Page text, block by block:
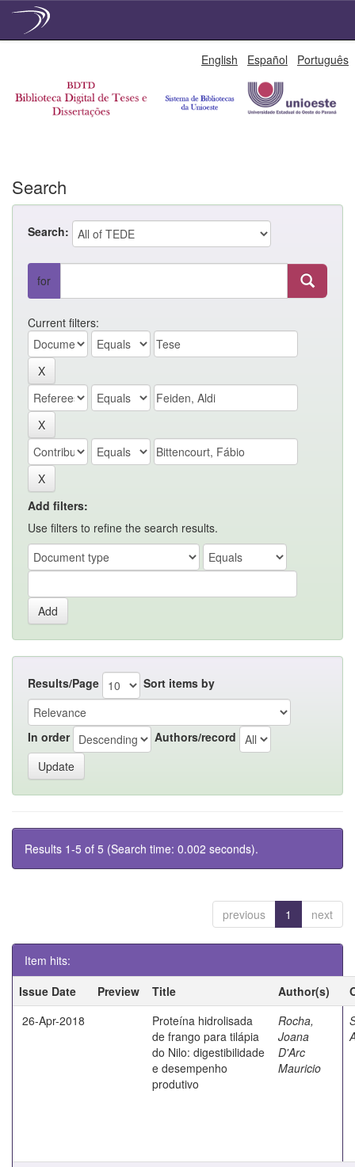
English Español Português
Search
Search:
for
Current filters:
Add filters:
Use filters to refine the search results.
Results/Page Sort items by
In order Authors/record
Results 1-5 of 5 (Search time: 0.002 seconds).
previous 1 next
Item hits:
Issue Date
Preview Title Author(s)
26-Apr-2018
Proteína hidrolisada
de frango para tilápia
do Nilo: digestibilidade
e desempenho
produtivo
Rocha,
Joana
D'Arc
Mauricio